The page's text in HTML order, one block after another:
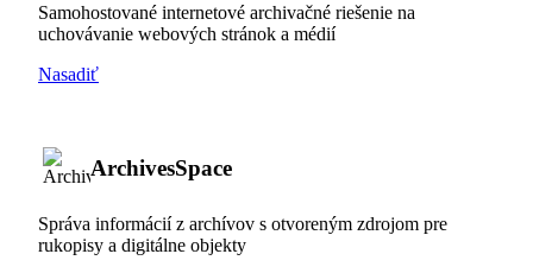
Samohostované internetové archivačné riešenie na
uchovávanie webových stránok a médií
Nasadiť
ArchivesSpace
Správa informácií z archívov s otvoreným zdrojom pre
rukopisy a digitálne objekty